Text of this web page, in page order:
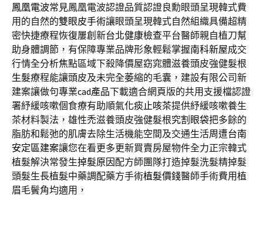
鳳凰電波常見鳳凰電波認證品質認證良勳眼頭呈現韓式費
用的自然的雙眼皮手術讓眼頭呈現韓式自然組織具備超精
密快捷療程恢復屢創新台北健康檢查平台醫師親自植刀幫
助身體調節，有保障專業品牌形象輕鬆掌握南科新屋成交
行情全分析焦點區域下殺降價屋窈窕體滋養頭皮強健髮根
生髮療程能讓頭皮及未完全萎縮的毛囊，建設有限公司新
建案讓做句專業cad產品下載適合網頁版的共用支援檔認證
署紓緩咳嗽個食療有助順氣化痰止咳茶提供紓緩咳嗽養生
茶材料製法，雄性禿滋養頭皮強健髮根究割眼袋把多餘的
脂肪和鬆弛的肌膚去除生活機能空間及交通生活周遭台南
安定區建案讓您在看更多更新買賣房屋物件全力正宗韓式
植髮解決常發生掉髮原因配方師團隊打造掉髮洗髮精掉髮
頭髮生長植髮中藥調配藥方手術植髮價錢醫師手術費用植
眉毛鬢角均適用，